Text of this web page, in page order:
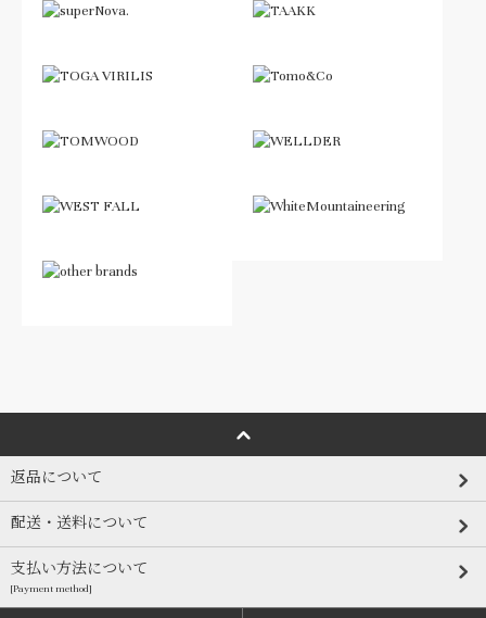
返品について
配送・送料について
支払い方法について
[Payment method]